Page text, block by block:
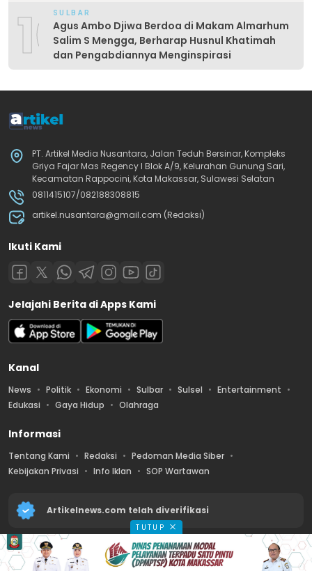
10SULBAR
Agus Ambo Djiwa Berdoa di Makam Almarhum
Salim S Mengga, Berharap Husnul Khatimah
dan Pengabdiannya Menginspirasi
PT. Artikel Media Nusantara, Jalan Teduh Bersinar, Kompleks
Griya Fajar Mas Regency I Blok A/9, Kelurahan Gunung Sari,
Kecamatan Rappocini, Kota Makassar, Sulawesi Selatan
0811415107/082188308815
artikel.nusantara@gmail.com (Redaksi)
Ikuti Kami
Jelajahi Berita di Apps Kami
Kanal
News Politik Ekonomi Sulbar Sulsel
Entertainment
Edukasi
Gaya Hidup Olahraga
Informasi
Tentang Kami Redaksi
Pedoman Media Siber
Kebijakan Privasi
Info Iklan SOP Wartawan
Artikelnews.com telah diverifikasi
2026 © PT. Artikel Media Nusantara – All Rights Reserved.
TUTUP